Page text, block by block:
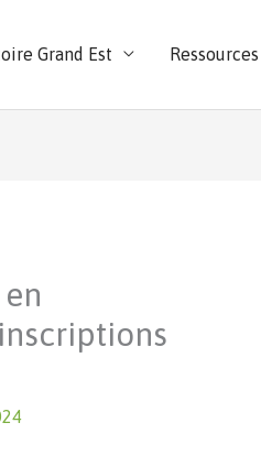
Grand Est Ressources